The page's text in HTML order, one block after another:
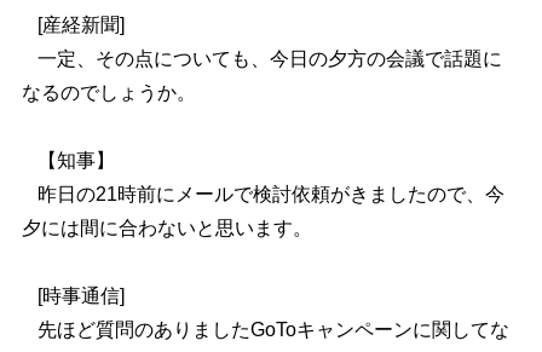
[産経新聞]
一定、その点についても、今日の夕方の会議で話題に
なるのでしょうか。
【知事】
昨日の21時前にメールで検討依頼がきましたので、今
夕には間に合わないと思います。
[時事通信]
先ほど質問のありましたGoToキャンペーンに関してな